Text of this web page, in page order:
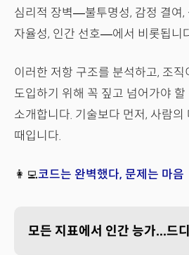
심리적 장벽—불투명성, 감정 결여,
자율성, 인간 선호—에서 비롯됩니
이러한 저항 구조를 분석하고, 조
도입하기 위해 꼭 짚고 넘어가야
소개합니다. 기술보다 먼저, 사람
때입니다.
👩‍💻코드는 완벽했다, 문제는 마음
모든 지표에서 인간 능가...드